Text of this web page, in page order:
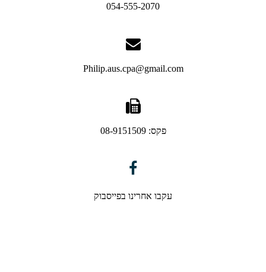
054-555-2070
Philip.aus.cpa@gmail.com
פקס: 08-9151509
עקבו אחרינו בפייסבוק